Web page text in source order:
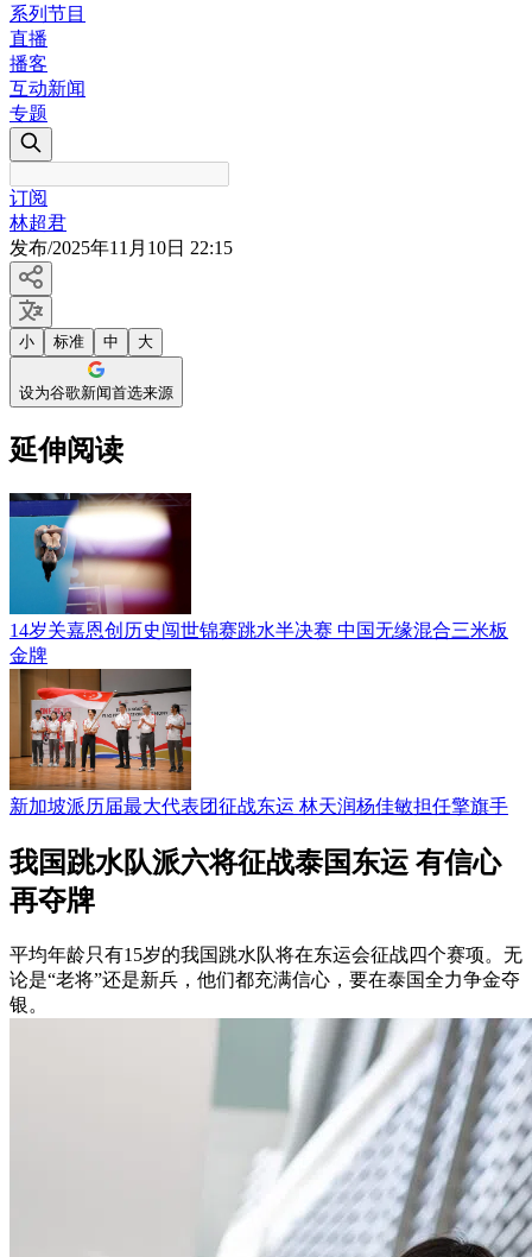
系列节目
直播
播客
互动新闻
专题
订阅
林超君
发布/2025年11月10日 22:15
小 标准 中 大
设为谷歌新闻首选来源
延伸阅读
14岁关嘉恩创历史闯世锦赛跳水半决赛 中国无缘混合三米板
金牌
新加坡派历届最大代表团征战东运 林天润杨佳敏担任擎旗手
我国跳水队派六将征战泰国东运 有信心
再夺牌
平均年龄只有15岁的我国跳水队将在东运会征战四个赛项。无
论是“老将”还是新兵，他们都充满信心，要在泰国全力争金夺
银。